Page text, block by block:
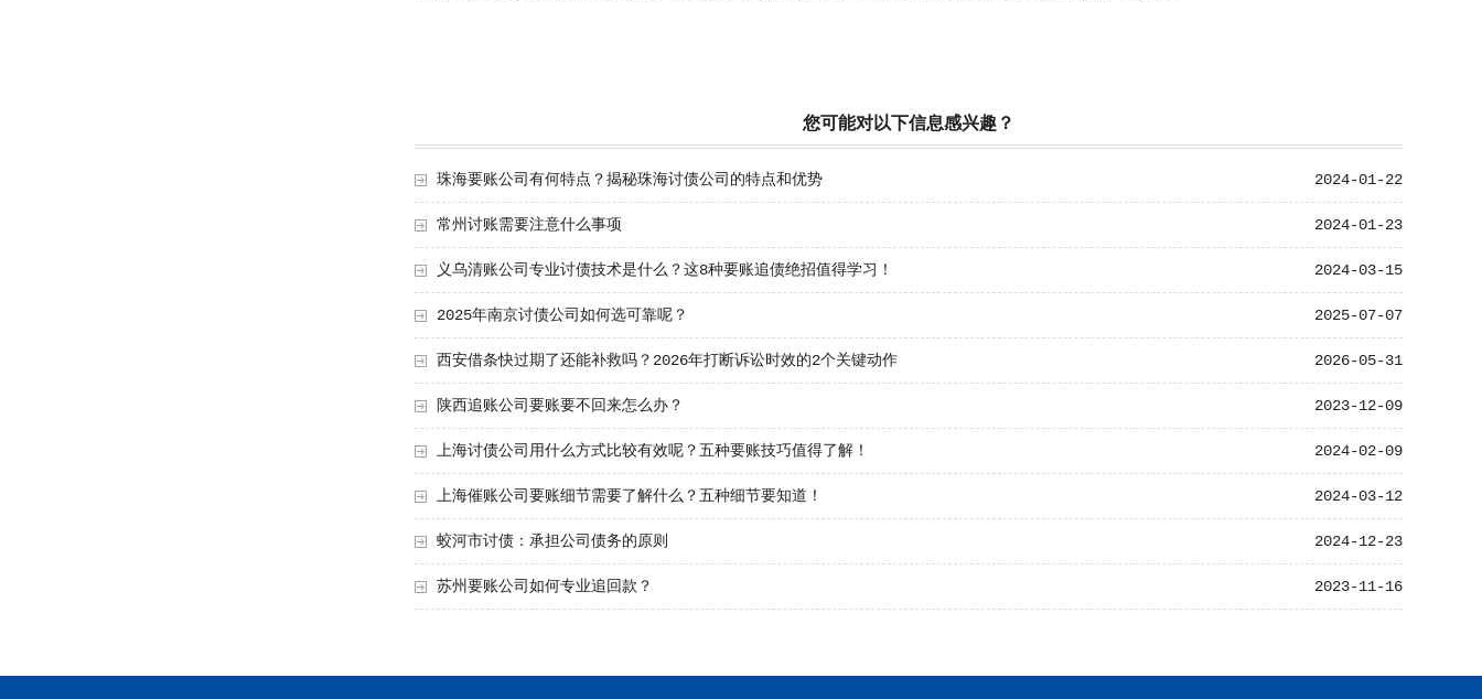
您可能对以下信息感兴趣？
2024-01-22
珠海要账公司有何特点？揭秘珠海讨债公司的特点和优势
2024-01-23
常州讨账需要注意什么事项
2024-03-15
义乌清账公司专业讨债技术是什么？这8种要账追债绝招值得学习！
2025-07-07
2025年南京讨债公司如何选可靠呢？
2026-05-31
西安借条快过期了还能补救吗？2026年打断诉讼时效的2个关键动作
2023-12-09
陕西追账公司要账要不回来怎么办？
2024-02-09
上海讨债公司用什么方式比较有效呢？五种要账技巧值得了解！
2024-03-12
上海催账公司要账细节需要了解什么？五种细节要知道！
2024-12-23
蛟河市讨债：承担公司债务的原则
2023-11-16
苏州要账公司如何专业追回款？